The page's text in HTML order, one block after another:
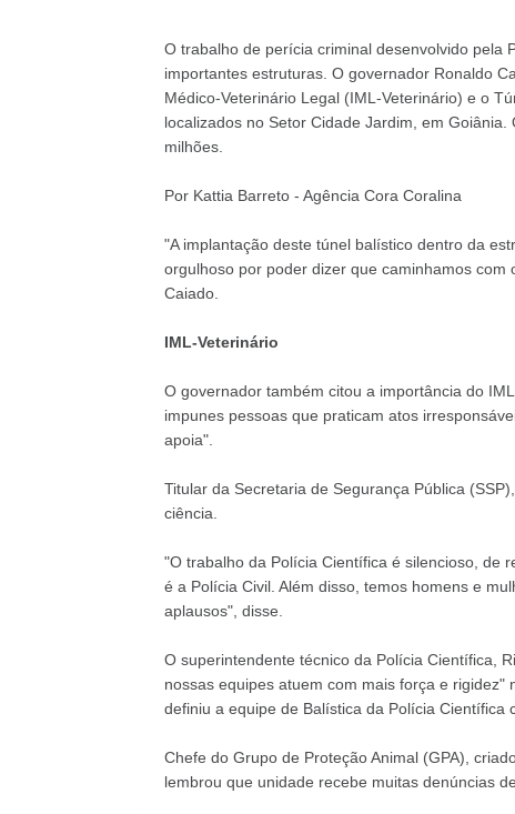
O trabalho de perícia criminal desenvolvido pela
importantes estruturas. O governador Ronaldo
Médico-Veterinário Legal (IML-Veterinário) e o
localizados no Setor Cidade Jardim, em
milhões.
Por Kattia Barreto - Agência Cora Coralina
"A implantação deste túnel balístico dentro da
orgulhoso por poder dizer que caminhamos
Caiado.
IML-Veterinário
O governador também citou a importância do
impunes pessoas que praticam atos
apoia".
Titular da Secretaria de Segurança Pública
ciência.
"O trabalho da Polícia Científica é silencioso, de
é a Polícia Civil. Além disso, temos homens e
aplausos", disse.
O superintendente técnico da Polícia Científica,
nossas equipes atuem com mais força e
definiu a equipe de Balística da Polícia Científica
Chefe do Grupo de Proteção Animal (GPA),
lembrou que unidade recebe muitas denúncias